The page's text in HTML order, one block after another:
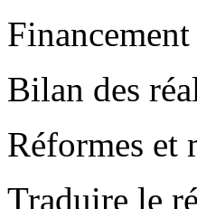
Bilan des
Réformes et
Traduire le